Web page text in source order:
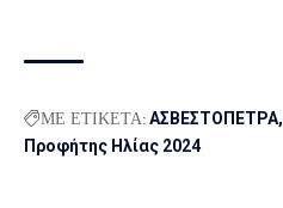
ΜΕ ΕΤΙΚΕΤΑ:ΑΣΒΕΣΤΟΠΕΤΡΑ
Προφήτης Ηλίας 2024